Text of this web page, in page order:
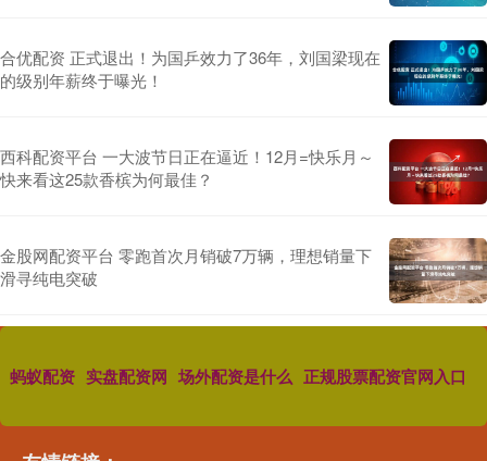
合优配资 正式退出！为国乒效力了36年，刘国梁现在
的级别年薪终于曝光！
西科配资平台 一大波节日正在逼近！12月=快乐月～
快来看这25款香槟为何最佳？
金股网配资平台 零跑首次月销破7万辆，理想销量下
滑寻纯电突破
蚂蚁配资 实盘配资网 场外配资是什么 正规股票配资官网入口